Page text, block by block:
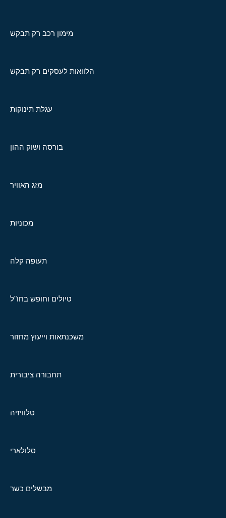
מימון רכב רק תבקש
הלוואות לעסקים רק תבקש
עגלת תינוקות
בורסה ושוק ההון
מזג האוויר
מכוניות
תעופה קלה
טיולים וחופש בחו"ל
משכנתאות וייעוץ מחזור
תחבורה ציבורית
טלוויזיה
סלולארי
מבשלים כשר